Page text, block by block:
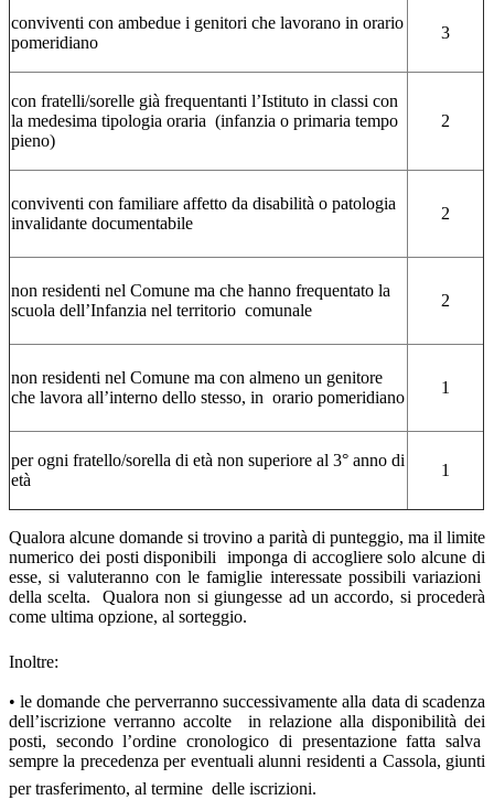
conviventi con ambedue i genitori che lavorano in orario
pomeridiano
3
con fratelli/sorelle già frequentanti l’Istituto in classi con
la medesima tipologia oraria (infanzia o primaria tempo
pieno)
2
conviventi con familiare affetto da disabilità o patologia
invalidante documentabile
2
non residenti nel Comune ma che hanno frequentato la
scuola dell’Infanzia nel territorio comunale
2
non residenti nel Comune ma con almeno un genitore
che lavora all’interno dello stesso, in orario pomeridiano
1
per ogni fratello/sorella di età non superiore al 3° anno di
età
1
Qualora alcune domande si trovino a parità di punteggio, ma il limite
numerico dei posti disponibili imponga di accogliere solo alcune di
esse, si valuteranno con le famiglie interessate possibili variazioni
della scelta.Qualora non si giungesse ad un accordo, si procederà
come ultima opzione, al sorteggio.
Inoltre:
•le domande che perverranno successivamente alla data di scadenza
dell’iscrizione verranno accolte in relazione alla disponibilità dei
posti, secondo l’ordine cronologico di presentazione fatta salva
sempre la precedenza per eventuali alunni residenti a Cassola, giunti
per trasferimento, al termine delle iscrizioni.